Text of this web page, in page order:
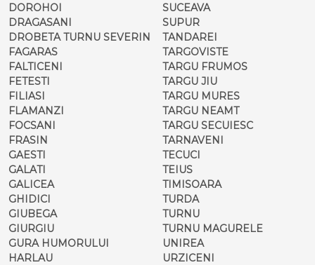
DOROHOI
DRAGASANI
DROBETA TURNU SEVERIN
FAGARAS
FALTICENI
FETESTI
FILIASI
FLAMANZI
FOCSANI
FRASIN
GAESTI
GALATI
GALICEA
GHIDICI
GIUBEGA
GIURGIU
GURA HUMORULUI
HARLAU
SUCEAVA
SUPUR
TANDAREI
TARGOVISTE
TARGU FRUMOS
TARGU JIU
TARGU MURES
TARGU NEAMT
TARGU SECUIESC
TARNAVENI
TECUCI
TEIUS
TIMISOARA
TURDA
TURNU
TURNU MAGURELE
UNIREA
URZICENI